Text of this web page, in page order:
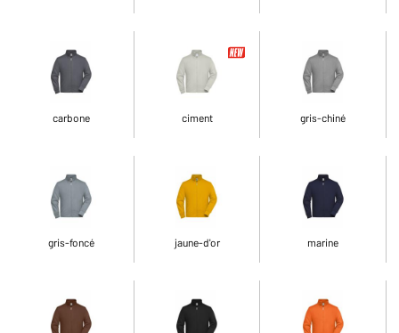
carbone ciment gris-chiné
gris-foncé jaune-d'or marine